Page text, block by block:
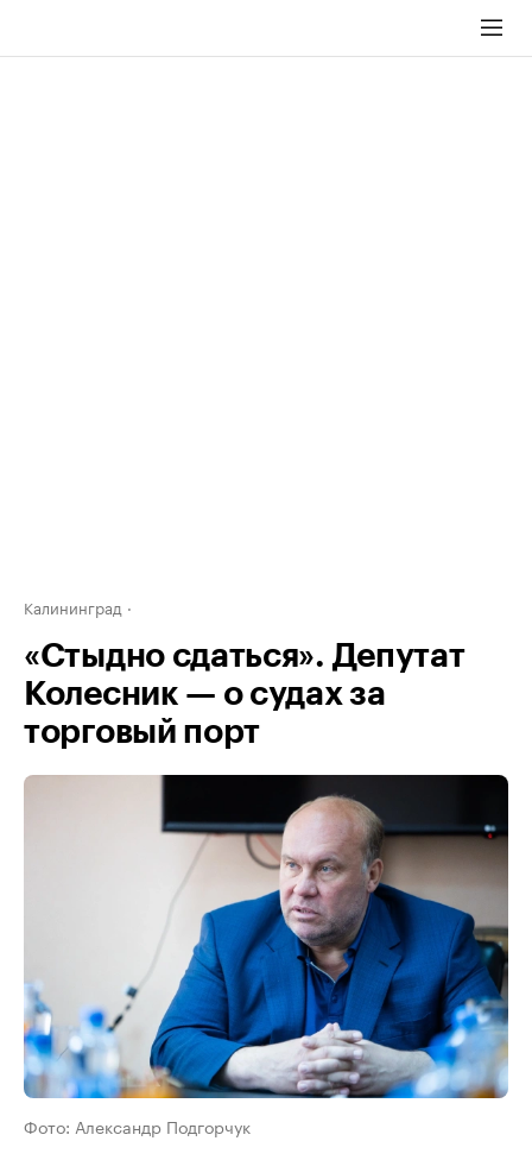
Калининград
«Стыдно сдаться». Депутат
Колесник — о судах за
торговый порт
Фото: Александр Подгорчук